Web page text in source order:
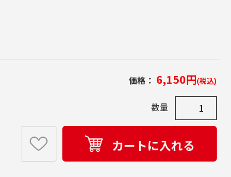
価格： 6,150円(税込)
数量
カートに入れる